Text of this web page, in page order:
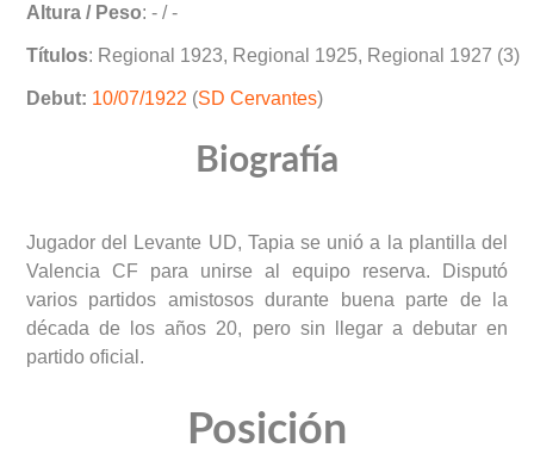
Altura / Peso: - / -
Títulos: Regional 1923, Regional 1925, Regional 1927 (3)
Debut: 10/07/1922 (SD Cervantes)
Biografía
Jugador del Levante UD, Tapia se unió a la plantilla del
Valencia CF para unirse al equipo reserva. Disputó
varios partidos amistosos durante buena parte de la
década de los años 20, pero sin llegar a debutar en
partido oficial.
Posición